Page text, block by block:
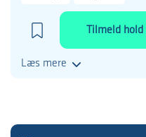
Tilmeld hold
Læs mere